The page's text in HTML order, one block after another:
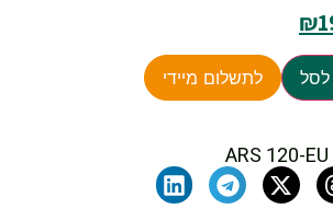
₪
לתשלום מיידי